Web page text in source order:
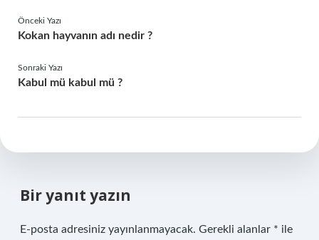
Önceki Yazı
Kokan hayvanın adı nedir ?
Sonraki Yazı
Kabul mü kabul mü ?
Bir yanıt yazın
E-posta adresiniz yayınlanmayacak. Gerekli alanlar * ile